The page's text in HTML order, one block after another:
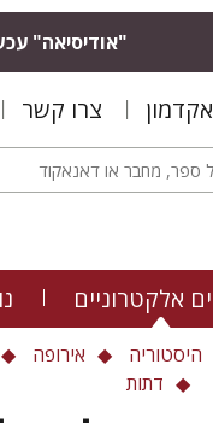
"אודיסיאה"
אקדמון צרו קשר
אלקטרוניים
היסטוריה אירופה
דתות